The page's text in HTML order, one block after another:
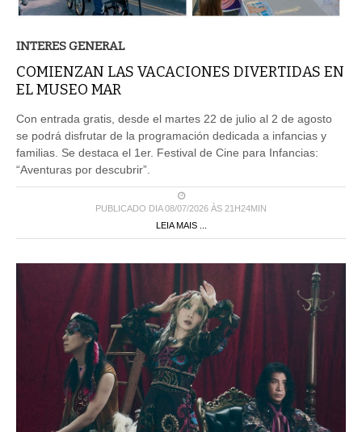
INTERES GENERAL
COMIENZAN LAS VACACIONES DIVERTIDAS EN
EL MUSEO MAR
Con entrada gratis, desde el martes 22 de julio al 2 de agosto
se podrá disfrutar de la programación dedicada a infancias y
familias. Se destaca el 1er. Festival de Cine para Infancias:
“Aventuras por descubrir”.
PUBLICADO DIA 08/07/2026 ÀS 21H24MIN
LEIA MAIS ...